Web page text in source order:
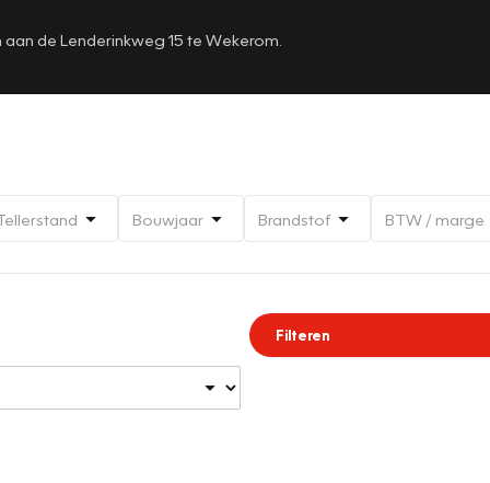
de Lenderinkweg 15 te Wekerom.
Bouwjaar Brandstof BTW / marge
Filteren